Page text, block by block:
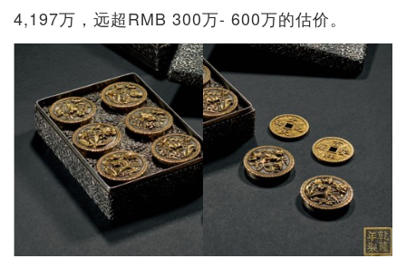
4,197万，远超RMB 300万- 600万的估价。